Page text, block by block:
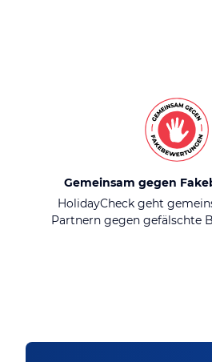
Gemeinsam gegen
HolidayCheck geht
Partnern gegen gefälschte